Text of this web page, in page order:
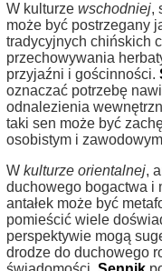
W kulturze wschodniej,
może być postrzegany
tradycyjnych chińskich
przechowywania
przyjaźni i gościnności.
oznaczać potrzebę
odnalezienia
taki sen może być
osobistym i
W kulturze orientalnej,
duchowego bogactwa i
antałek może być
pomieścić wiele
perspektywie mogą
drodze do duchowego